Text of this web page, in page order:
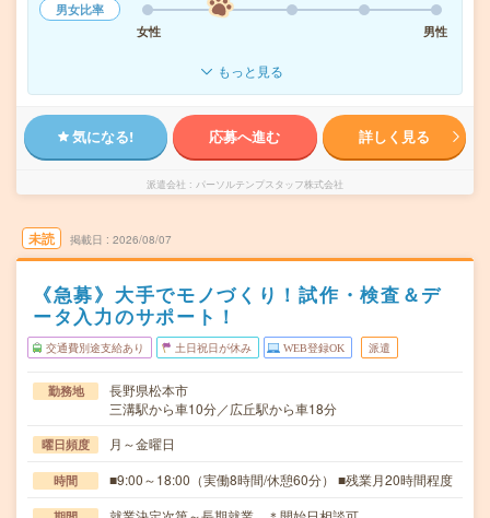
男女比率
女性
男性
もっと見る
気になる! 応募へ進む 詳しく見る
派遣会社 パーソルテンプスタッフ株式会社
未読 掲載日 2026/08/07
《急募》大手でモノづくり！試作・検査＆デ
ータ入力のサポート！
交通費別途支給あり 土日祝日が休み WEB登録OK 派遣
勤務地
長野県松本市
三溝駅から車10分／広丘駅から車18分
曜日頻度 月～金曜日
時間 ■9:00～18:00（実働8時間/休憩60分） ■残業月20時間程度